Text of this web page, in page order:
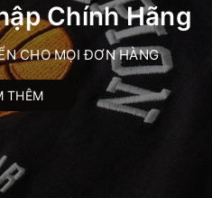
Chính Hãng
CHO MỌI ĐƠN HÀNG
THÊM